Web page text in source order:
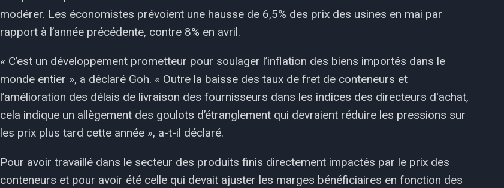
modérer. Les économistes prévoient une hausse de 6,5% des prix des usines en mai par
rapport à l’année précédente, contre 8% en avril.
« C’est un développement prometteur pour soulager l’inflation des biens importés dans le
monde entier », a déclaré Goh. « Outre la baisse des taux de fret de conteneurs et
l’amélioration des délais de livraison des fournisseurs dans les indices des directeurs d'achat,
cela indique un allègement des goulots d’étranglement qui devraient réduire les pressions sur
les prix plus tard cette année », a-t-il déclaré.
Pour avoir travaillé dans le secteur des produits finis directement impactés par le prix des
conteneurs et pour avoir été celle qui devait ajuster les marges bénéficiaires en fonction des